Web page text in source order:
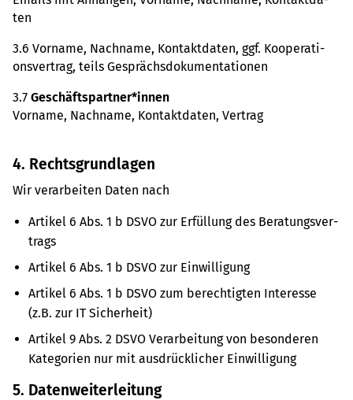
ten
3.6 Vor­name, Nach­name, Kon­takt­da­ten, ggf. Koope­ra­ti­
ons­ver­trag, teils Gesprächs­do­ku­men­ta­tio­nen
3.7 Geschäfts­part­ner*innen
Vor­name, Nach­name, Kon­takt­da­ten, Ver­trag
4. Rechts­grund­la­gen
Wir ver­ar­bei­ten Daten nach
Arti­kel 6 Abs. 1 b DSVO zur Erfül­lung des Bera­tungs­ver­
trags
Arti­kel 6 Abs. 1 b DSVO zur Ein­wil­li­gung
Arti­kel 6 Abs. 1 b DSVO zum berech­tig­ten Inter­esse
(z.B. zur IT Sicher­heit)
Arti­kel 9 Abs. 2 DSVO Ver­ar­bei­tung von beson­de­ren
Kate­go­rien nur mit aus­drück­li­cher Ein­wil­li­gung
5. Daten­wei­ter­lei­tung